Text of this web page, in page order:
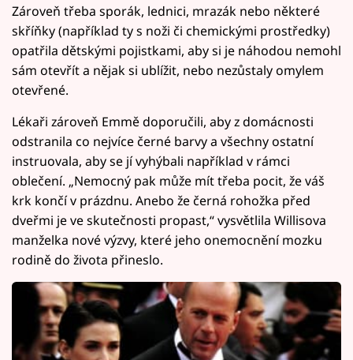
Zároveň třeba sporák, lednici, mrazák nebo některé
skříňky (například ty s noži či chemickými prostředky)
opatřila dětskými pojistkami, aby si je náhodou nemohl
sám otevřít a nějak si ublížit, nebo nezůstaly omylem
otevřené.
Lékaři zároveň Emmě doporučili, aby z domácnosti
odstranila co nejvíce černé barvy a všechny ostatní
instruovala, aby se jí vyhýbali například v rámci
oblečení. „Nemocný pak může mít třeba pocit, že váš
krk končí v prázdnu. Anebo že černá rohožka před
dveřmi je ve skutečnosti propast,“ vysvětlila Willisova
manželka nové výzvy, které jeho onemocnění mozku
rodině do života přineslo.